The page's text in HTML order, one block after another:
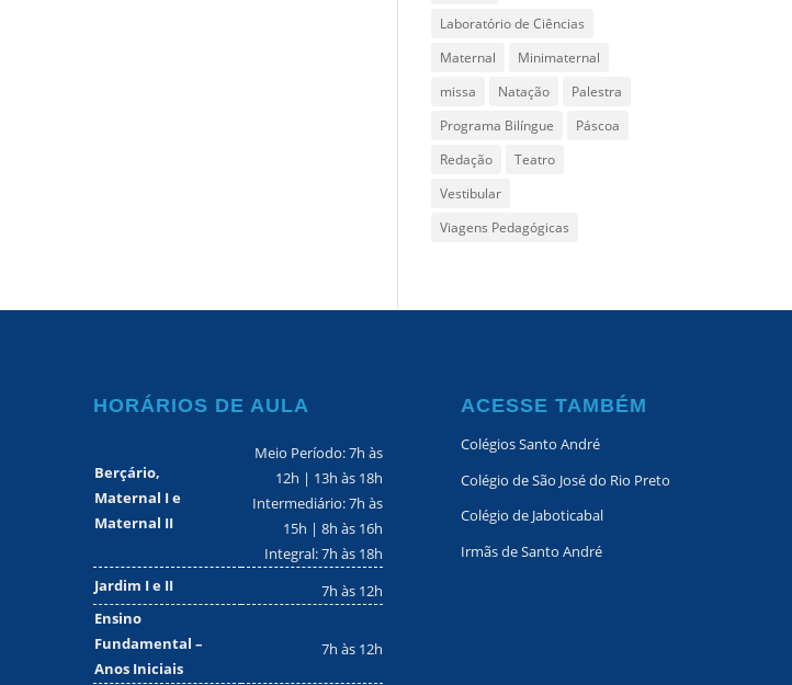
Laboratório de Ciências
Maternal
Minimaternal
missa
Natação
Palestra
Programa Bilíngue
Páscoa
Redação
Teatro
Vestibular
Viagens Pedagógicas
HORÁRIOS DE AULA
Berçário,
Maternal I e
Maternal II
Meio Período: 7h às
12h | 13h às 18h
Intermediário: 7h às
15h | 8h às 16h
Integral: 7h às 18h
Jardim I e II
7h às 12h
Ensino
Fundamental –
Anos Iniciais
7h às 12h
ACESSE TAMBÉM
Colégios Santo André
Colégio de São José do Rio Preto
Colégio de Jaboticabal
Irmãs de Santo André